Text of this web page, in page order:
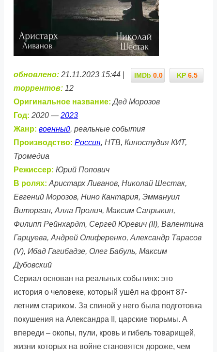
KP 6.5
IMDb 0.0
обновлено: 21.11.2023 15:44 |
торрентов: 12
Оригинальное название: Дед Морозов
Год: 2020 — 2023
Жанр: военный, реальные события
Производство: Россия, НТВ, Киностудия КИТ,
Тромедиа
Режиссер: Юрий Попович
В ролях: Аристарх Ливанов, Николай Шестак,
Евгений Морозов, Нино Кантария, Эммануил
Виторган, Алла Пролич, Максим Сапрыкин,
Филипп Рейнхардт, Сергей Юревич (II), Валентина
Гарцуева, Андрей Олиференко, Александр Тарасов
(V), Ибад Гагибадзе, Олег Бабуль, Максим
Дубовский
Сериал основан на реальных событиях: это
история о человеке, который ушёл на фронт 87-
летним стариком. За спиной у него была подготовка
покушения на Александра II, царские тюрьмы. А
впереди – окопы, пули, кровь и гибель товарищей,
жизни которых на войне становятся дороже, чем